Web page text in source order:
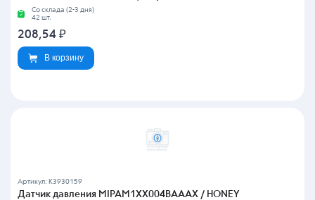
Со склада (2-3 дня)
42 шт.
208,54 ₽
В корзину
Артикул: K3930159
Датчик давления MIPAM1XX004BAAAX / HONEY